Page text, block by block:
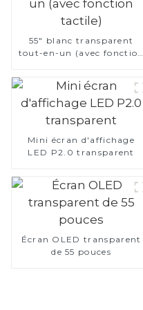
55" blanc transparent
tout-en-un (avec fonction
Mini écran d'affichage
LED P2.0 transparent
Écran OLED transparent
de 55 pouces